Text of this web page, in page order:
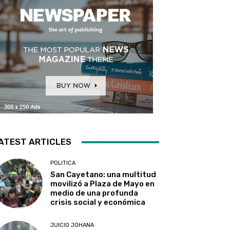
ARTICLES
POLITICA
San Cayetano: una multitud
movilizó a Plaza de Mayo en
medio de una profunda
crisis social y económica
JUICIO JOHANA